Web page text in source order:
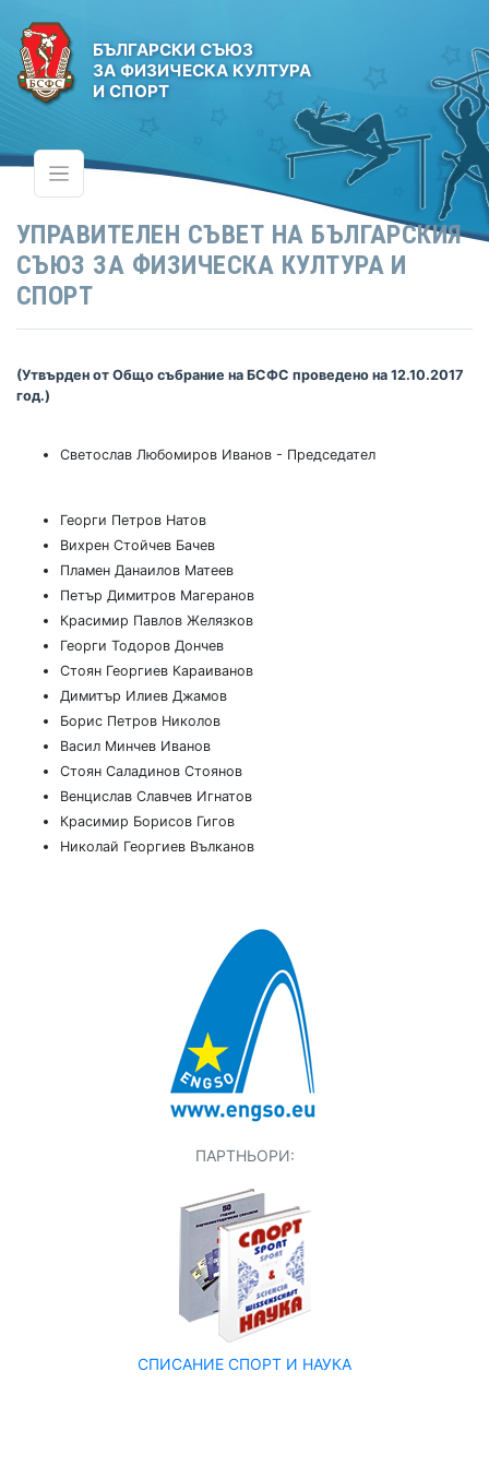
БЪЛГАРСКИ СЪЮЗ
ЗА ФИЗИЧЕСКА КУЛТУРА
И СПОРТ
УПРАВИТЕЛЕН СЪВЕТ НА БЪЛГАРСКИЯ
СЪЮЗ ЗА ФИЗИЧЕСКА КУЛТУРА И
СПОРТ
(Утвърден от Общо събрание на БСФС проведено на 12.10.2017
год.)
Светослав Любомиров Иванов - Председател
Георги Петров Натов
Вихрен Стойчев Бачев
Пламен Данаилов Матеев
Петър Димитров Магеранов
Красимир Павлов Желязков
Георги Тодоров Дончев
Стоян Георгиев Караиванов
Димитър Илиев Джамов
Борис Петров Николов
Васил Минчев Иванов
Стоян Саладинов Стоянов
Венцислав Славчев Игнатов
Красимир Борисов Гигов
Николай Георгиев Вълканов
ПАРТНЬОРИ:
СПИСАНИЕ СПОРТ И НАУКА